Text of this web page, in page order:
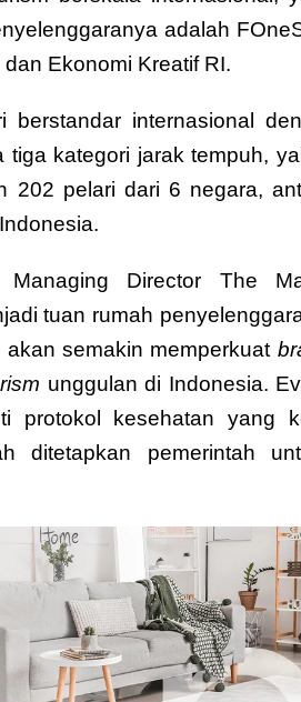
adalah
Ekonomi Kreatif RI.
internasional
kategori jarak tempuh,
202 pelari dari 6 negara,
Director The
tuan rumah
semakin memperkuat
unggulan di Indonesia.
protokol kesehatan yang
ditetapkan pemerintah